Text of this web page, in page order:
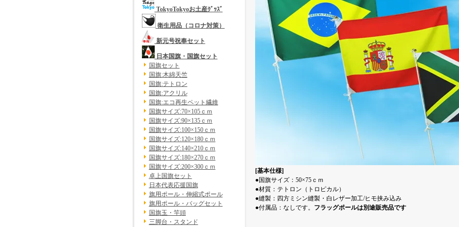
TokyoTokyoお土産ｸﾞｯｽﾞ
衛生用品（コロナ対策）
新元号祝奉セット
日本国旗・国旗セット
国旗セット
国旗:木綿天竺
国旗:テトロン
国旗:アクリル
国旗:エコ再生ペット繊維
国旗サイズ:70×105ｃｍ
国旗サイズ:90×135ｃｍ
国旗サイズ:100×150ｃｍ
国旗サイズ:120×180ｃｍ
国旗サイズ:140×210ｃｍ
国旗サイズ:180×270ｃｍ
国旗サイズ:200×300ｃｍ
卓上国旗セット
日本代表応援国旗
旗用ポール・伸縮式ポール
旗用ポール・バッグセット
国旗玉・竿頭
三脚台・スタンド
[基本仕様]
●国旗サイズ：50×75ｃｍ
●材質：テトロン（トロピカル）
●縫製：四方ミシン縫製・白レザー加工/ヒモ挟み込み
●付属品：なしです。
フラッグポールは別途販売品です